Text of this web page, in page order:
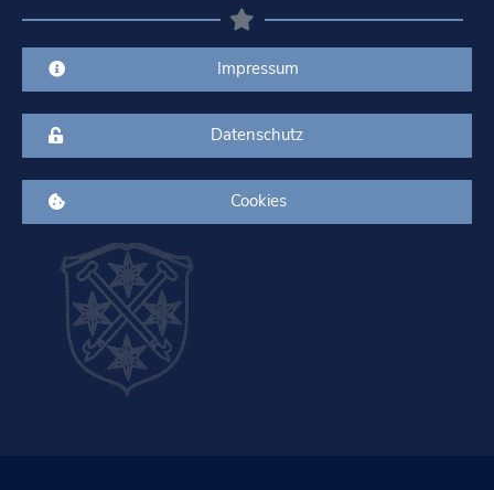
Impressum
Datenschutz
Cookies